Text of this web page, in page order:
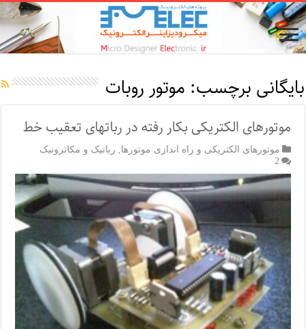
بایگانی برچسب: موتور روبات
موتورهای الکتریکی بکار رفته در رباتهای تعقیب خط
موتورهای الکتریکی و راه اندازی موتورها
رباتیک و مکاترونیک
2